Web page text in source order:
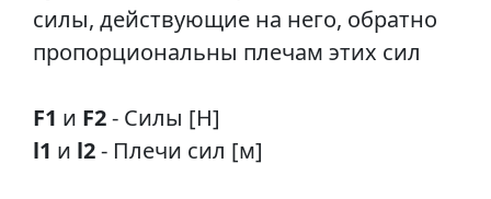
силы, действующие на него, обратно
пропорциональны плечам этих сил
F1 и F2- Силы [Н]
l1 и l2- Плечи сил [м]